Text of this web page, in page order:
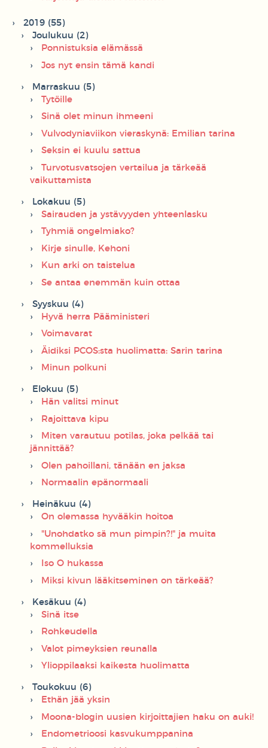
2019 (55)
Joulukuu (2)
Ponnistuksia elämässä
Jos nyt ensin tämä kandi
Marraskuu (5)
Tytöille
Sinä olet minun ihmeeni
Vulvodyniaviikon vieraskynä: Emilian tarina
Seksin ei kuulu sattua
Turvotusvatsojen vertailua ja tärkeää
vaikuttamista
Lokakuu (5)
Sairauden ja ystävyyden yhteenlasku
Tyhmiä ongelmiako?
Kirje sinulle, Kehoni
Kun arki on taistelua
Se antaa enemmän kuin ottaa
Syyskuu (4)
Hyvä herra Pääministeri
Voimavarat
Äidiksi PCOS:sta huolimatta: Sarin tarina
Minun polkuni
Elokuu (5)
Hän valitsi minut
Rajoittava kipu
Miten varautuu potilas, joka pelkää tai
jännittää?
Olen pahoillani, tänään en jaksa
Normaalin epänormaali
Heinäkuu (4)
On olemassa hyvääkin hoitoa
"Unohdatko sä mun pimpin?!" ja muita
kommelluksia
Iso O hukassa
Miksi kivun lääkitseminen on tärkeää?
Kesäkuu (4)
Sinä itse
Rohkeudella
Valot pimeyksien reunalla
Ylioppilaaksi kaikesta huolimatta
Toukokuu (6)
Ethän jää yksin
Moona-blogin uusien kirjoittajien haku on auki!
Endometrioosi kasvukumppanina